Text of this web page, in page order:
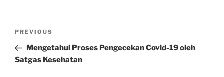
Previous
Post
PREVIOUS
Mengetahui Proses Pengecekan Covid-19 oleh
Satgas Kesehatan